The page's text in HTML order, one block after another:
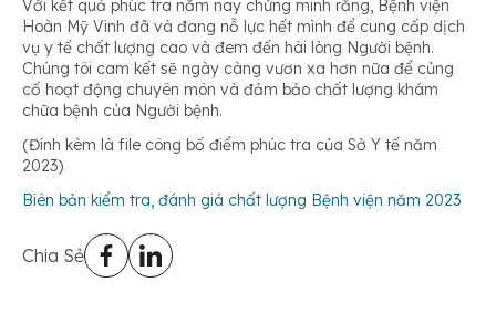
Với kết quả phúc tra năm nay chứng minh rằng, Bệnh viện
Hoàn Mỹ Vinh đã và đang nỗ lực hết mình để cung cấp dịch
vụ y tế chất lượng cao và đem đến hài lòng Người bệnh.
Chúng tôi cam kết sẽ ngày càng vươn xa hơn nữa để củng
cố hoạt động chuyên môn và đảm bảo chất lượng khám
chữa bệnh của Người bệnh.
(Đính kèm là file công bố điểm phúc tra của Sở Y tế năm
2023)
Biên bản kiểm tra, đánh giá chất lượng Bệnh viện năm 2023
Chia Sẻ